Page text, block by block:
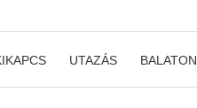
UTAZÁS BALATON